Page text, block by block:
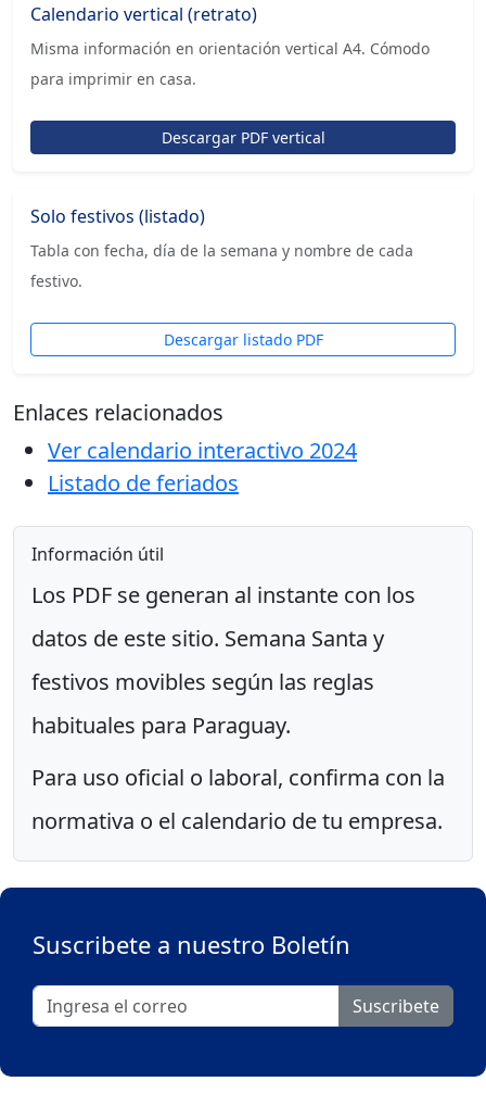
Calendario vertical (retrato)
Misma información en orientación vertical A4. Cómodo
para imprimir en casa.
Descargar PDF vertical
Solo festivos (listado)
Tabla con fecha, día de la semana y nombre de cada
festivo.
Descargar listado PDF
Enlaces relacionados
Ver calendario interactivo 2024
Listado de feriados
Información útil
Los PDF se generan al instante con los
datos de este sitio. Semana Santa y
festivos movibles según las reglas
habituales para Paraguay.
Para uso oficial o laboral, confirma con la
normativa o el calendario de tu empresa.
Suscribete a nuestro Boletín
Suscribete